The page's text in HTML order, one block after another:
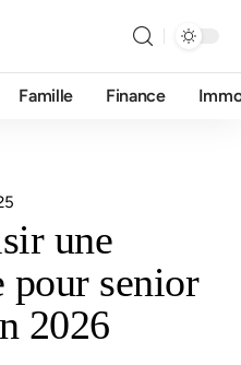
Famille Finance
une
pour senior
2026